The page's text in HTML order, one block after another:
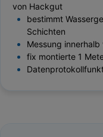
von Hackgut
bestimmt
Schichten
Messung
fix montierte 1